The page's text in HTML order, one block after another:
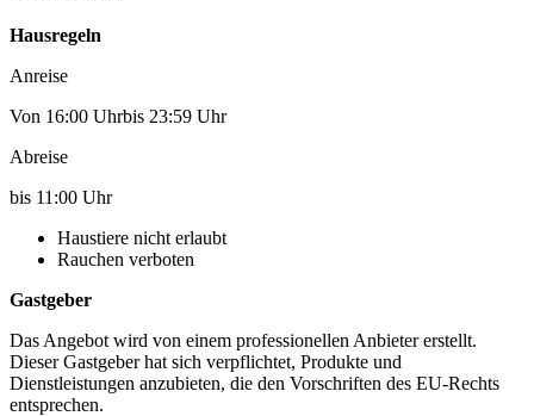
Hausregeln
Anreise
Von 16:00 Uhrbis 23:59 Uhr
Abreise
bis 11:00 Uhr
Haustiere nicht erlaubt
Rauchen verboten
Gastgeber
Das Angebot wird von einem professionellen Anbieter erstellt.
Dieser Gastgeber hat sich verpflichtet, Produkte und
Dienstleistungen anzubieten, die den Vorschriften des EU-Rechts
entsprechen.